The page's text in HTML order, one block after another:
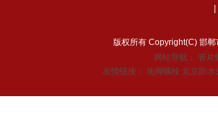
版权所有 Copyright(C) 邯
网站导航： 管片
友情链接：地脚螺栓 北京防水